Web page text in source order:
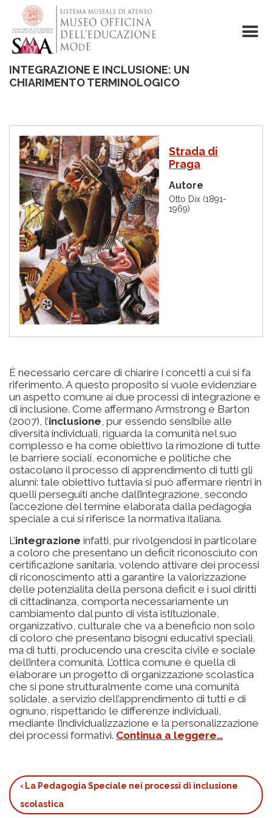
main
content
INTEGRAZIONE E INCLUSIONE: UN
CHIARIMENTO TERMINOLOGICO
I
m
m
a
g
i
n
e
Strada di
Praga
Autore
Otto Dix (1891-
1969)
È necessario cercare di chiarire i concetti a cui si fa
riferimento. A questo proposito si vuole evidenziare
un aspetto comune ai due processi di integrazione e
di inclusione. Come affermano Armstrong e Barton
(2007), l’inclusione, pur essendo sensibile alle
diversità individuali, riguarda la comunità nel suo
complesso e ha come obiettivo la rimozione di tutte
le barriere sociali, economiche e politiche che
ostacolano il processo di apprendimento di tutti gli
alunni: tale obiettivo tuttavia si può affermare rientri in
quelli perseguiti anche dall’integrazione, secondo
l’accezione del termine elaborata dalla pedagogia
speciale a cui si riferisce la normativa italiana.
L’integrazione infatti, pur rivolgendosi in particolare
a coloro che presentano un deficit riconosciuto con
certificazione sanitaria, volendo attivare dei processi
di riconoscimento atti a garantire la valorizzazione
delle potenzialità della persona deficit e i suoi diritti
di cittadinanza, comporta necessariamente un
cambiamento dal punto di vista istituzionale,
organizzativo, culturale che va a beneficio non solo
di coloro che presentano bisogni educativi speciali,
ma di tutti, producendo una crescita civile e sociale
dell’intera comunità. L’ottica comune è quella di
elaborare un progetto di organizzazione scolastica
che si pone strutturalmente come una comunità
solidale, a servizio dell’apprendimento di tutti e di
ognuno, rispettando le differenze individuali,
mediante l’individualizzazione e la personalizzazione
dei processi formativi. Continua a leggere…
Book
traversal
‹ La Pedagogia Speciale nei processi di inclusione
scolastica